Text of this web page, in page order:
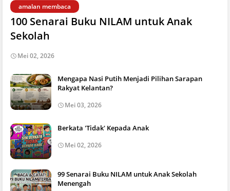
amalan membaca
100 Senarai Buku NILAM untuk Anak
Sekolah
Mei 02, 2026
Mengapa Nasi Putih Menjadi Pilihan Sarapan
Rakyat Kelantan?
Mei 03, 2026
Berkata 'Tidak' Kepada Anak
Mei 02, 2026
99 Senarai Buku NILAM untuk Anak Sekolah
Menengah